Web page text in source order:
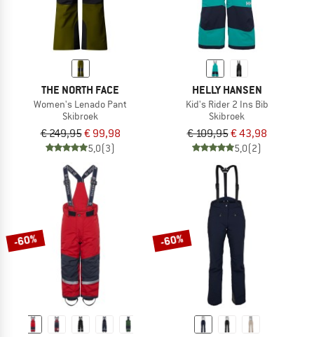
THE NORTH FACE
Women's Lenado Pant
Skibroek
€ 249,95€ 99,98
5,0(3)
HELLY HANSEN
Kid's Rider 2 Ins Bib
Skibroek
€ 109,95€ 43,98
5,0(2)
-60% -60%